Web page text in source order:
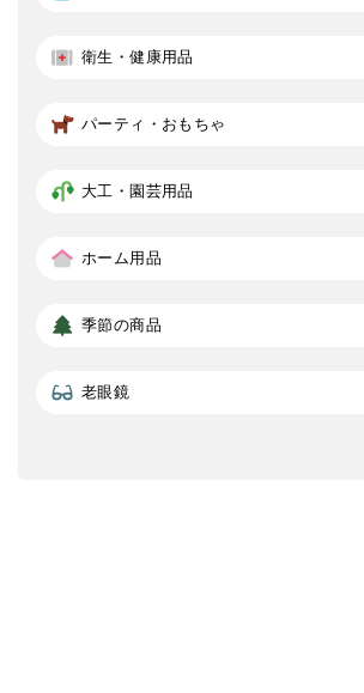
衛生・健康用品
パーティ・おもちゃ
大工・園芸用品
ホーム用品
季節の商品
老眼鏡